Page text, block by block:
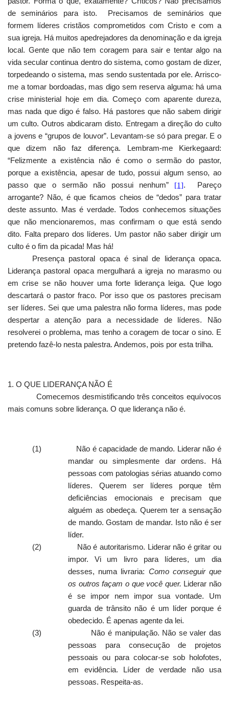
de seminários para isto. Precisamos de seminários que
formem líderes cristãos comprometidos com Cristo e com a
sua igreja. Há muitos apedrejadores da denominação e da igreja
local. Gente que não tem coragem para sair e tentar algo na
vida secular continua dentro do sistema, como gostam de dizer,
torpedeando o sistema, mas sendo sustentada por ele. Arrisco-
me a tomar bordoadas, mas digo sem reserva alguma: há uma
crise ministerial hoje em dia. Começo com aparente dureza,
mas nada que digo é falso. Há pastores que não sabem dirigir
um culto. Outros abdicaram disto. Entregam a direção do culto
a jovens e “grupos de louvor”. Levantam-se só para pregar. E o
que dizem não faz diferença. Lembram-me Kierkegaard:
“Felizmente a existência não é como o sermão do pastor,
porque a existência, apesar de tudo, possui algum senso, ao
passo que o sermão não possui nenhum” [1]. Pareço
arrogante? Não, é que ficamos cheios de “dedos” para tratar
deste assunto. Mas é verdade. Todos conhecemos situações
que não mencionaremos, mas confirmam o que está sendo
dito. Falta preparo dos líderes. Um pastor não saber dirigir um
culto é o fim da picada! Mas há!
Presença pastoral opaca é sinal de liderança opaca.
Liderança pastoral opaca mergulhará a igreja no marasmo ou
em crise se não houver uma forte liderança leiga. Que logo
descartará o pastor fraco. Por isso que os pastores precisam
ser líderes. Sei que uma palestra não forma líderes, mas pode
despertar a atenção para a necessidade de líderes. Não
resolverei o problema, mas tenho a coragem de tocar o sino. E
pretendo fazê-lo nesta palestra. Andemos, pois por esta trilha.
1. O QUE LIDERANÇA NÃO É
Comecemos desmistificando três conceitos equívocos
mais comuns sobre liderança. O que liderança não é.
(1)
Não é capacidade de mando. Liderar não é
mandar ou simplesmente dar ordens. Há
pessoas com patologias sérias atuando como
líderes. Querem ser líderes porque têm
deficiências emocionais e precisam que
alguém as obedeça. Querem ter a sensação
de mando. Gostam de mandar. Isto não é ser
líder.
(2)
Não é autoritarismo. Liderar não é gritar ou
impor. Vi um livro para líderes, um dia
desses, numa livraria: Como conseguir que
os outros façam o que você quer. Liderar não
é se impor nem impor sua vontade. Um
guarda de trânsito não é um líder porque é
obedecido. É apenas agente da lei.
(3)
Não é manipulação. Não se valer das
pessoas para consecução de projetos
pessoais ou para colocar-se sob holofotes,
em evidência. Líder de verdade não usa
pessoas. Respeita-as.